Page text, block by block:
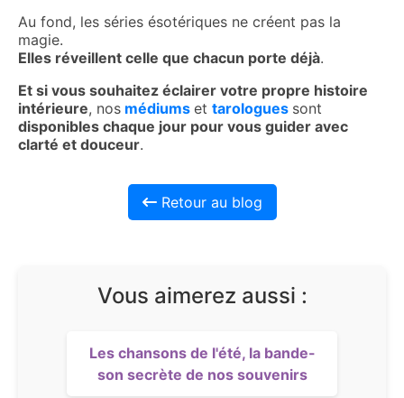
Au fond, les séries ésotériques ne créent pas la
magie.
Elles réveillent celle que chacun porte déjà.
Et si vous souhaitez éclairer votre propre histoire
intérieure, nos médiums et tarologues sont
disponibles chaque jour pour vous guider avec
clarté et douceur.
Retour au blog
Vous aimerez aussi :
Les chansons de l'été, la bande-
son secrète de nos souvenirs